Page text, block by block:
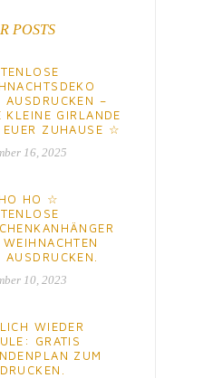
POSTS
AUSDRUCKEN –
KLEINE GIRLANDE
EUER ZUHAUSE ☆
16, 2025
HO ☆
WEIHNACHTEN
AUSDRUCKEN.
10, 2023
WIEDER
GRATIS
ZUM